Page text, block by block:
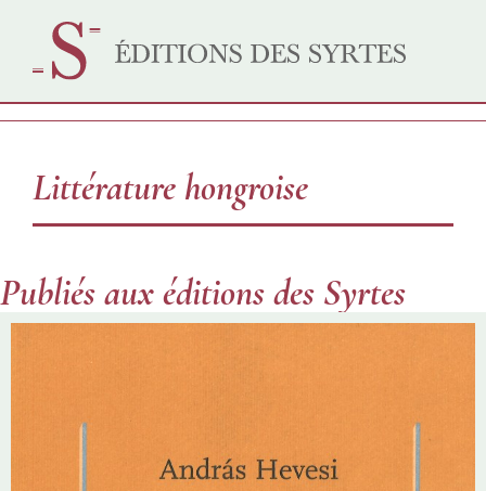
Littérature hongroise
Publiés aux éditions des Syrtes